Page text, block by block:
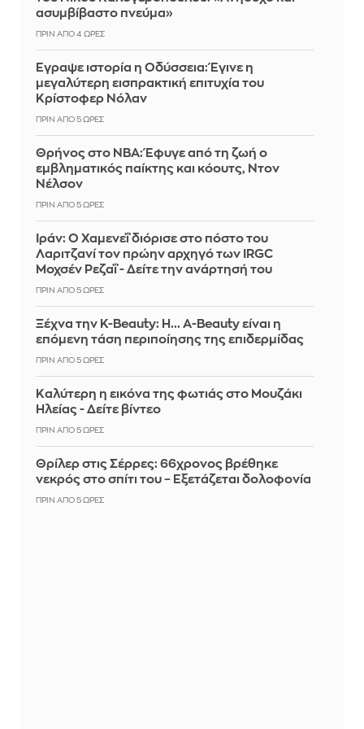
ασυμβίβαστο πνεύμα»
ΠΡΙΝ ΑΠΌ 4 ΏΡΕΣ
Έγραψε ιστορία η Οδύσσεια: Έγινε η
μεγαλύτερη εισπρακτική επιτυχία του
Κρίστοφερ Νόλαν
ΠΡΙΝ ΑΠΌ 5 ΏΡΕΣ
Θρήνος στο NBA: Έφυγε από τη ζωή ο
εμβληματικός παίκτης και κόουτς, Ντον
Νέλσον
ΠΡΙΝ ΑΠΌ 5 ΏΡΕΣ
Ιράν: Ο Χαμενεΐ διόρισε στο πόστο του
Λαριτζανί τον πρώην αρχηγό των IRGC
Μοχσέν Ρεζαΐ - Δείτε την ανάρτησή του
ΠΡΙΝ ΑΠΌ 5 ΏΡΕΣ
Ξέχνα την K-Beauty: Η... A-Beauty είναι η
επόμενη τάση περιποίησης της επιδερμίδας
ΠΡΙΝ ΑΠΌ 5 ΏΡΕΣ
Καλύτερη η εικόνα της φωτιάς στο Μουζάκι
Ηλείας - Δείτε βίντεο
ΠΡΙΝ ΑΠΌ 5 ΏΡΕΣ
Θρίλερ στις Σέρρες: 66χρονος βρέθηκε
νεκρός στο σπίτι του – Εξετάζεται δολοφονία
ΠΡΙΝ ΑΠΌ 5 ΏΡΕΣ